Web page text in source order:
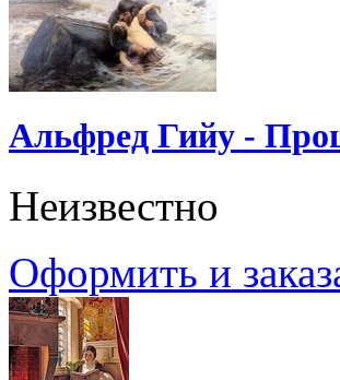
Альфред Гийу -
Неизвестно
Оформить и